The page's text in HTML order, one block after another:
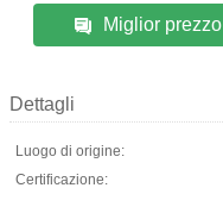
Miglior prezzo
Dettagli
Luogo di origine:
Certificazione: